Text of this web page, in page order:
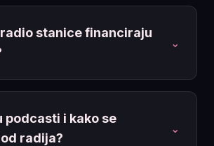
radio stanice financiraju
⌄
podcasti i kako se
radija?
⌄